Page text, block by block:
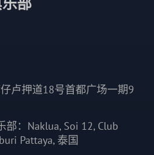
部
卢押道18号首都广场一期9
部：Naklua, Soi 12, Club
Pattaya, 泰国